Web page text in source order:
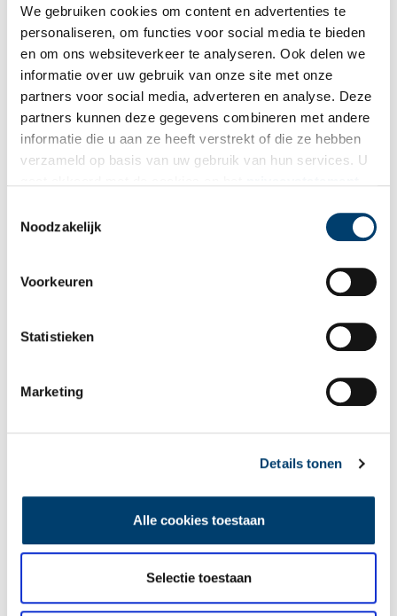
We gebruiken cookies om content en advertenties te
personaliseren, om functies voor social media te bieden
en om ons websiteverkeer te analyseren. Ook delen we
informatie over uw gebruik van onze site met onze
partners voor social media, adverteren en analyse. Deze
partners kunnen deze gegevens combineren met andere
informatie die u aan ze heeft verstrekt of die ze hebben
verzameld op basis van uw gebruik van hun services. U
Noodzakelijk
Voorkeuren
Statistieken
Marketing
Details tonen
Alle cookies toestaan
Selectie toestaan
Vereiste velden zijn gemarkeerd met *. Het e-mailadres wordt niet
gepubliceerd.
Naam*
Vink dit aan als u op de hoogte gehouden wil worden.